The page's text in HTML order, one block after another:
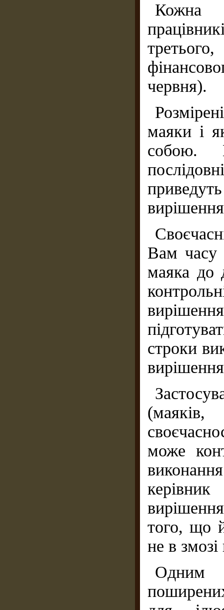
Кожна
червня).
маяки і
собою.
Вам часу
маяка до
строки
може
того, що
не в
Одним